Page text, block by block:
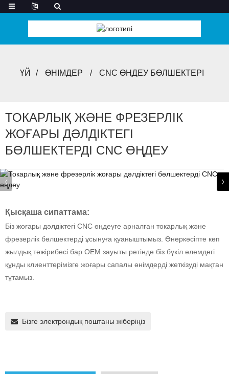
ҮЙ ӨНІМДЕР CNC ӨҢДЕУ БӨЛШЕКТЕРІ
ТОКАРЛЫҚ ЖӘНЕ ФРЕЗЕРЛІК
ЖОҒАРЫ ДӘЛДІКТЕГІ
БӨЛШЕКТЕРДІ CNC ӨҢДЕУ
Қысқаша сипаттама:
Біз жоғары дәлдіктегі CNC өңдеуге арналған токарлық және
фрезерлік бөлшектерді ұсынуға қуаныштымыз. Өнеркәсіпте көп
жылдық тәжірибесі бар OEM зауыты ретінде біз бүкіл әлемдегі
құнды клиенттерімізге жоғары сапалы өнімдерді жеткізуді мақтан
тұтамыз.
Бізге электрондық поштаны жіберіңіз